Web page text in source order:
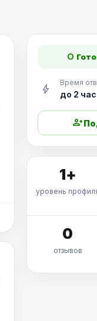
fiber_manual_record
bolt Время
до 2
person_add
1+
уровень
0
отзывов